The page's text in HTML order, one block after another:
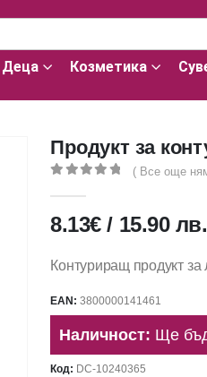
Деца Козметика
Продукт за
( Все още
8.13€ / 15.90 лв.
Контуриращ продукт
EAN:3800000141461
Наличност: Ще
Код: DC-10240365